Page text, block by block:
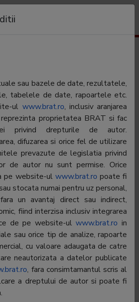
ul celui mai vandut ghid TV din
programe TV din fiecare zi,
articole despre vedete,
Site-ul mai ofera
interactiunii cu redactorii TV
sprijin in realizarea rubricii
atat pe site cat si in revista
Romania SRL
Romania SRL
sau bazele de date, rezultatele,
tabelele de date, rapoartele etc.
ul www.brat.ro, inclusiv aranjarea
proprietatea BRAT si fac
privind drepturile de autor.
difuzarea si orice fel de utilizare
prevazute de legislatia privind
de autor nu sunt permise. Orice
pe website-ul www.brat.ro poate fi
stocata numai pentru uz personal,
un avantaj direct sau indirect,
fiind interzisa inclusiv integrarea
de pe website-ulwww.brat.ro in
sau orice tip de analize, rapoarte
cu valoare adaugata de catre
neautorizata a datelor publicate
, fara consimtamantul scris al
a dreptului de autor si poate fi